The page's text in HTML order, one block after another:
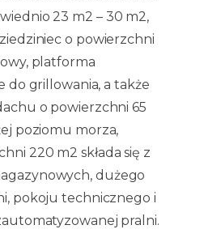
23 m2 – 30 m2,
o powierzchni
platforma
do grillowania, a także
o powierzchni 65
poziomu morza,
220 m2 składa się z
dużego
pokoju technicznego i
pralni.